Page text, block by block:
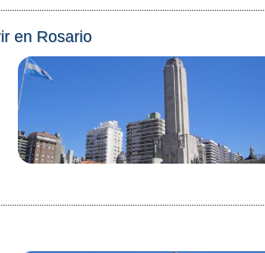
en Rosario